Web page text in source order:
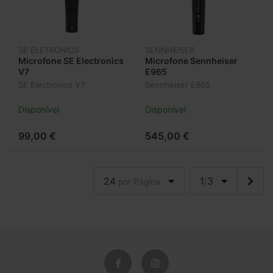
SE ELETRONICS
Microfone SE Electronics
V7
SE Electronics V7
Disponível
99,00 €
SENNHEISER
Microfone Sennheiser
E965
Sennheiser E965
Disponível
545,00 €
24 por Página 1/3